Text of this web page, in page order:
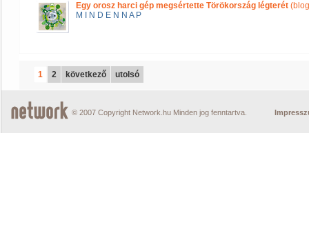
Egy orosz harci gép megsértette Törökország légterét
M I N D E N N A P
1 2 következő utolsó
© 2007 Copyright Network.hu Minden jog fenntartva.